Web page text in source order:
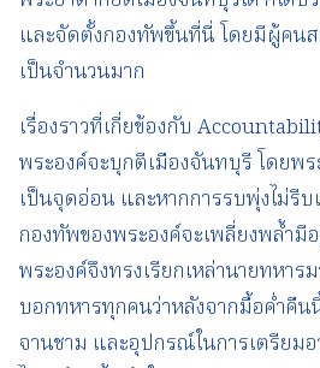
และจัดตั้งกองทัพขึ้นที่นี่ โดยมีผู้คนส
เป็นจำนวนมาก
เรื่องราวที่เกี่ยข้องกับ
พระองค์จะบุกตีเมืองจันทบุรี โดยพ
เป็นจุดอ่อน และหากการรบพุ่งไม่รีบ
กองทัพของพระองค์จะเพลี่ยงพล้ำมี
พระองค์จึงทรงเรียกเหล่านายทหาร
บอกทหารทุกคนว่าหลังจากมื้อค่ำคื
จานชาม และอุปกรณ์ในการเตรียมอ